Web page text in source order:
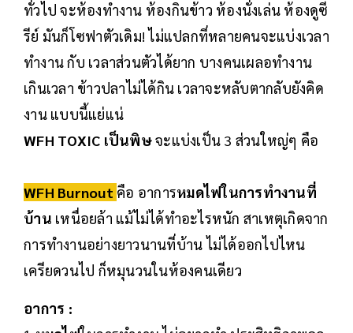
ทั่วไป จะห้องทำงาน ห้องกินข้าว ห้องนั่งเล่น ห้องดูซี
รีย์ มันก็โซฟาตัวเดิม! ไม่แปลกที่หลายคนจะแบ่งเวลา
ทำงาน กับ เวลาส่วนตัวได้ยาก บางคนเผลอทำงาน
เกินเวลา ข้าวปลาไม่ได้กิน เวลาจะหลับตากลับยังคิด
งาน แบบนี้แย่แน่
WFH TOXIC เป็นพิษจะแบ่งเป็น 3 ส่วนใหญ่ๆ คือ
WFH Burnout คือ อาการหมดไฟในการทำงานที่
บ้าน เหนื่อยล้า แม้ไม่ได้ทำอะไรหนัก สาเหตุเกิดจาก
การทำงานอย่างยาวนานที่บ้าน ไม่ได้ออกไปไหน
เครียดวนไป ก็หมุนวนในห้องคนเดียว
อาการ :